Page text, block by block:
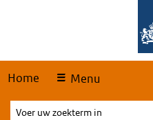
Home Menu
Voer